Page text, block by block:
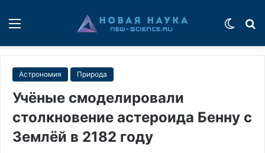
Астрономия Природа
Учёные смоделировали
столкновение астероида Бенну с
Землёй в 2182 году